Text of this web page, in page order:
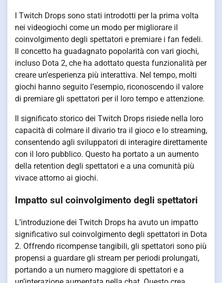
I Twitch Drops sono stati introdotti per la prima volta
nei videogiochi come un modo per migliorare il
coinvolgimento degli spettatori e premiare i fan fedeli.
Il concetto ha guadagnato popolarità con vari giochi,
incluso Dota 2, che ha adottato questa funzionalità per
creare un’esperienza più interattiva. Nel tempo, molti
giochi hanno seguito l’esempio, riconoscendo il valore
di premiare gli spettatori per il loro tempo e attenzione.
Il significato storico dei Twitch Drops risiede nella loro
capacità di colmare il divario tra il gioco e lo streaming,
consentendo agli sviluppatori di interagire direttamente
con il loro pubblico. Questo ha portato a un aumento
della retention degli spettatori e a una comunità più
vivace attorno ai giochi.
Impatto sul coinvolgimento degli spettatori
L’introduzione dei Twitch Drops ha avuto un impatto
significativo sul coinvolgimento degli spettatori in Dota
2. Offrendo ricompense tangibili, gli spettatori sono più
propensi a guardare gli stream per periodi prolungati,
portando a un numero maggiore di spettatori e a